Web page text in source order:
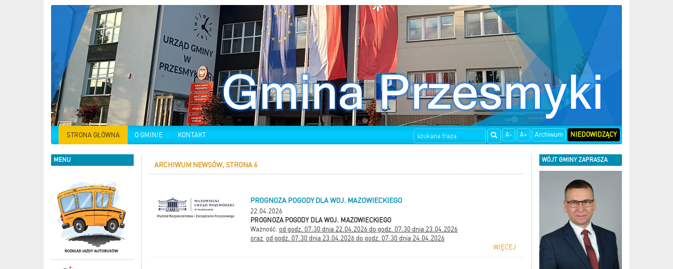
STRONA GŁÓWNA O GMINIE KONTAKT A- A+ Archiwum NIEDOWIDZĄCY
MENU
ARCHIWUM NEWSÓW, STRONA 6
PROGNOZA POGODY DLA WOJ. MAZOWIECKIEGO
22.04.2026
PROGNOZA POGODY DLA WOJ. MAZOWIECKIEGO
Ważność: od godz. 07:30 dnia 22.04.2026 do godz. 07:30 dnia 23.04.2026
oraz od godz. 07:30 dnia 23.04.2026 do godz. 07:30 dnia 24.04.2026
WIĘCEJ
WÓJT GMINY ZAPRASZA